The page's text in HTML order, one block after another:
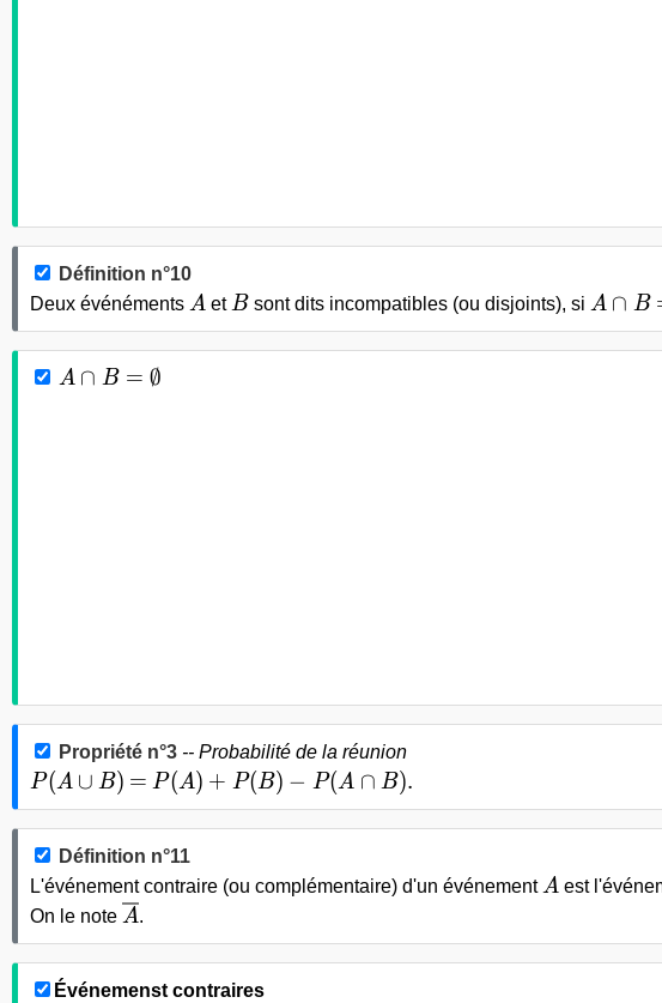
Définition n°10
Deux événéments A
A et B
Bsont dits incompatibles (ou disjoints), si A\cap
A ∩ B
A\cap B = \emptyset
A ∩ B = ∅
Propriété n°3 -- Probabilité de la réunion
P(A\cup B)
P(A ∪ B) =
= P(A)+P(B) - P(A\cap B).
P(A) + P(B) − P(A ∩ B).
Définition n°11
L'événement contraire (ou complémentaire) d'un événement A
A est
On le note \overline{A}
A.
Événemenst contraires